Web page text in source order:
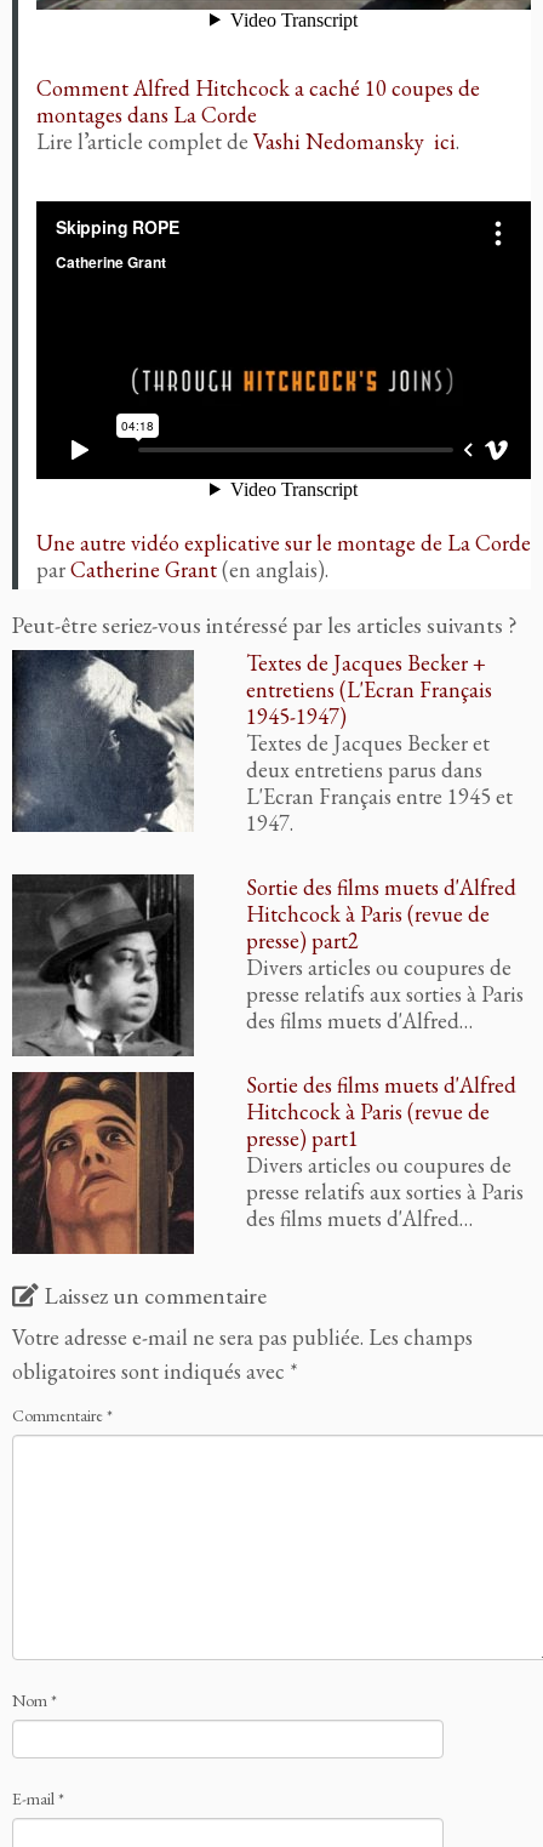
Comment Alfred Hitchcock a caché 10 coupes de
montages dans La Corde
Lire l’article complet deVashi Nedomansky ici.
Une autre vidéo explicative sur le montage de La Corde
parCatherine Grant(en anglais).
Peut-être seriez-vous intéressé par les articles suivants ?
Textes de Jacques Becker +
entretiens (L'Ecran Français
1945-1947)
Textes de Jacques Becker et
deux entretiens parus dans
L'Ecran Français entre 1945 et
1947.
Sortie des films muets d'Alfred
Hitchcock à Paris (revue de
presse) part2
Divers articles ou coupures de
presse relatifs aux sorties à Paris
des films muets d'Alfred…
Sortie des films muets d'Alfred
Hitchcock à Paris (revue de
presse) part1
Divers articles ou coupures de
presse relatifs aux sorties à Paris
des films muets d'Alfred…
Laissez un commentaire
Votre adresse e-mail ne sera pas publiée. Les champs
obligatoires sont indiqués avec *
Commentaire*
Nom*
E-mail*